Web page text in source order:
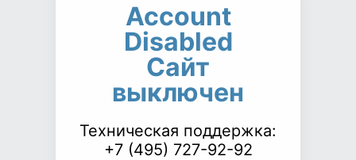
Account
Disabled
Сайт
выключен
Техническая поддержка:
+7 (495) 727-92-92